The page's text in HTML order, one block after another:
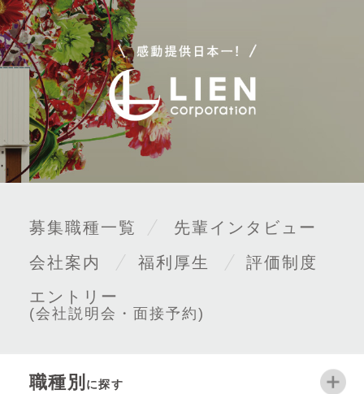
募集職種一覧
先輩インタビュー
会社案内
福利厚生
評価制度
エントリー
(会社説明会・面接予約)
職種別 に探す